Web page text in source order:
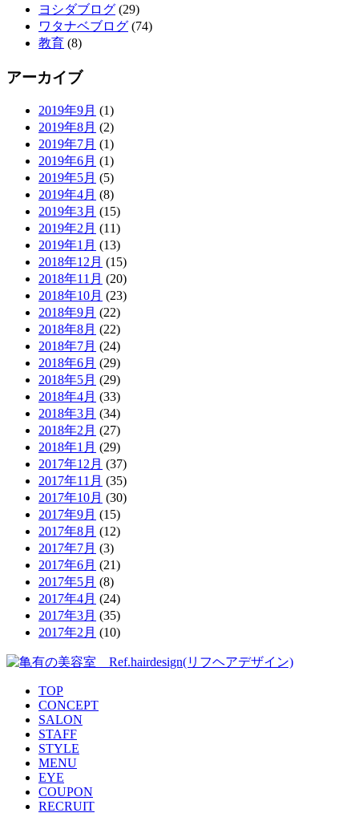
ヨシダブログ (29)
ワタナベブログ (74)
教育 (8)
アーカイブ
2019年9月 (1)
2019年8月 (2)
2019年7月 (1)
2019年6月 (1)
2019年5月 (5)
2019年4月 (8)
2019年3月 (15)
2019年2月 (11)
2019年1月 (13)
2018年12月 (15)
2018年11月 (20)
2018年10月 (23)
2018年9月 (22)
2018年8月 (22)
2018年7月 (24)
2018年6月 (29)
2018年5月 (29)
2018年4月 (33)
2018年3月 (34)
2018年2月 (27)
2018年1月 (29)
2017年12月 (37)
2017年11月 (35)
2017年10月 (30)
2017年9月 (15)
2017年8月 (12)
2017年7月 (3)
2017年6月 (21)
2017年5月 (8)
2017年4月 (24)
2017年3月 (35)
2017年2月 (10)
TOP
CONCEPT
SALON
STAFF
STYLE
MENU
EYE
COUPON
RECRUIT